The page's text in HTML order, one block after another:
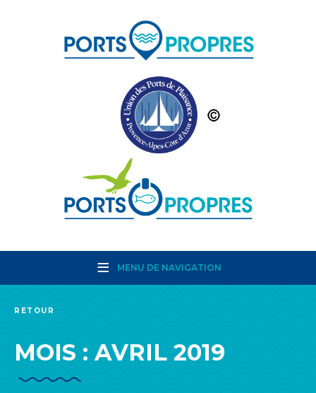
MENU DE NAVIGATION
RETOUR
MOIS : AVRIL 2019